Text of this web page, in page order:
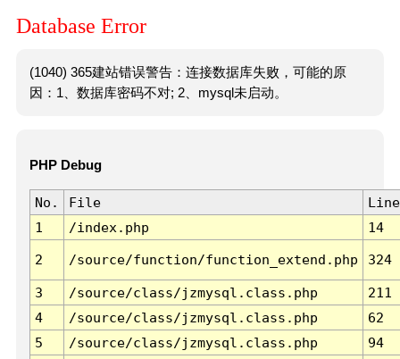
Database Error
(1040) 365建站错误警告：连接数据库失败，可能的原
因：1、数据库密码不对; 2、mysql未启动。
PHP Debug
No. File
Line
1
/index.php 14
2 /source/function/function_extend.php 324
3 /source/class/jzmysql.class.php
211
4
/source/class/jzmysql.class.php
62
5
/source/class/jzmysql.class.php
94